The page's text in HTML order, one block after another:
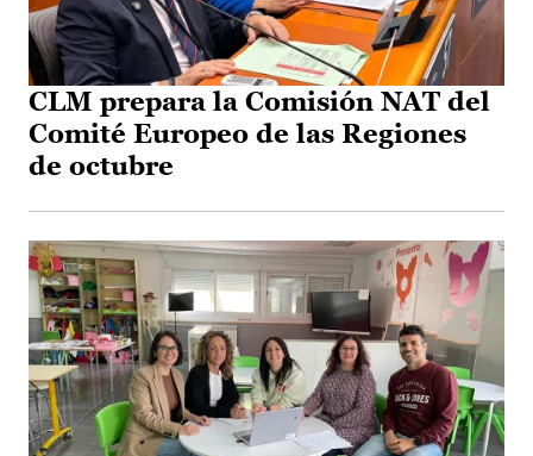
CLM prepara la Comisión NAT del
Comité Europeo de las Regiones
de octubre